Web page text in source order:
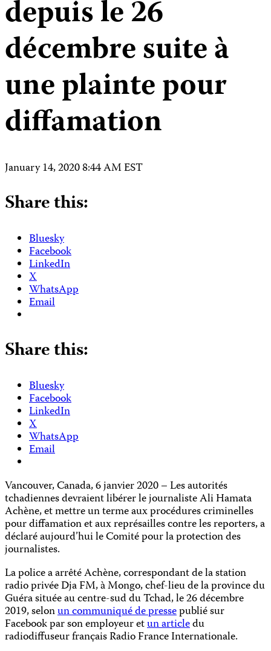
depuis le 26
décembre suite à
une plainte pour
diffamation
January 14, 2020 8:44 AM EST
Share this:
Bluesky
Facebook
LinkedIn
X
WhatsApp
Email
Share this:
Bluesky
Facebook
LinkedIn
X
WhatsApp
Email
Vancouver, Canada, 6 janvier 2020 – Les autorités
tchadiennes devraient libérer le journaliste Ali Hamata
Achène, et mettre un terme aux procédures criminelles
pour diffamation et aux représailles contre les reporters, a
déclaré aujourd’hui le Comité pour la protection des
journalistes.
La police a arrêté Achène, correspondant de la station
radio privée Dja FM, à Mongo, chef-lieu de la province du
Guéra située au centre-sud du Tchad, le 26 décembre
2019, selonun communiqué de pressepublié sur
Facebook par son employeur etun articledu
radiodiffuseur français Radio France Internationale.